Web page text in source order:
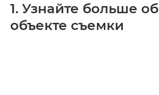
1. Узнайте больше об
объекте съемки